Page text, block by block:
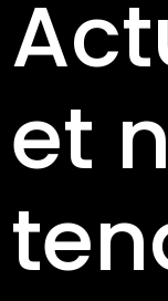
et